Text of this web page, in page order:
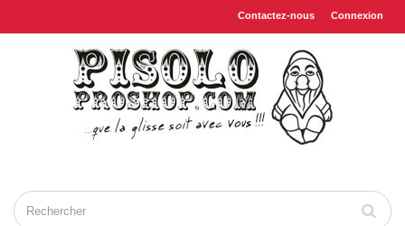
Connexion
Contactez-nous